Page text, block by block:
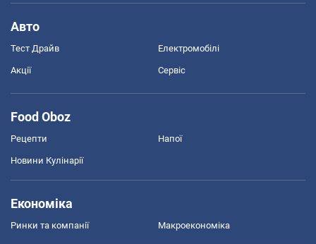
Авто
Тест Драйв Електромобілі
Акції Сервіс
Food Oboz
Рецепти Напої
Новини Кулінарії
Економіка
Ринки та компанії Макроекономіка